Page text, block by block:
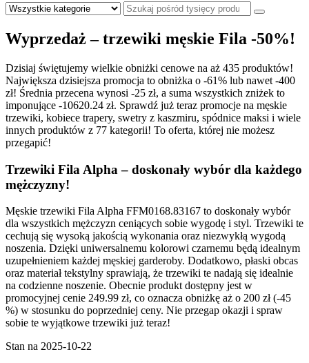
Moda
-
Okazje
Tygodnia
Wyprzedaż – trzewiki męskie Fila -50%!
Dzisiaj świętujemy wielkie obniżki cenowe na aż 435 produktów!
Największa dzisiejsza promocja to obniżka o -61% lub nawet -400
zł! Średnia przecena wynosi -25 zł, a suma wszystkich zniżek to
imponujące -10620.24 zł. Sprawdź już teraz promocje na męskie
trzewiki, kobiece trapery, swetry z kaszmiru, spódnice maksi i wiele
innych produktów z 77 kategorii! To oferta, której nie możesz
przegapić!
Trzewiki Fila Alpha – doskonały wybór dla każdego
mężczyzny!
Męskie trzewiki Fila Alpha FFM0168.83167 to doskonały wybór
dla wszystkich mężczyzn ceniących sobie wygodę i styl. Trzewiki te
cechują się wysoką jakością wykonania oraz niezwykłą wygodą
noszenia. Dzięki uniwersalnemu kolorowi czarnemu będą idealnym
uzupełnieniem każdej męskiej garderoby. Dodatkowo, płaski obcas
oraz materiał tekstylny sprawiają, że trzewiki te nadają się idealnie
na codzienne noszenie. Obecnie produkt dostępny jest w
promocyjnej cenie 249.99 zł, co oznacza obniżkę aż o 200 zł (-45
%) w stosunku do poprzedniej ceny. Nie przegap okazji i spraw
sobie te wyjątkowe trzewiki już teraz!
Stan na 2025-10-22